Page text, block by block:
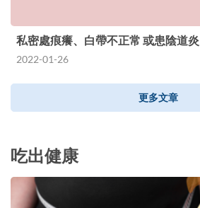
私密處痕癢、白帶不正常 或患陰道炎
2022-01-26
更多文章
吃出健康